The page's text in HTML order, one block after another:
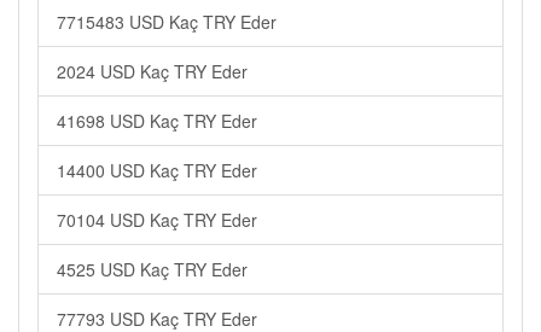
7715483 USD Kaç TRY Eder
2024 USD Kaç TRY Eder
41698 USD Kaç TRY Eder
14400 USD Kaç TRY Eder
70104 USD Kaç TRY Eder
4525 USD Kaç TRY Eder
77793 USD Kaç TRY Eder